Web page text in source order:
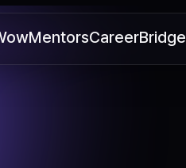
MentorsCareerBridge